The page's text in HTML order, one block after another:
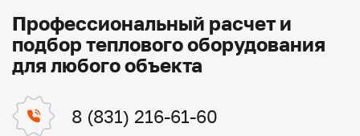
Профессиональный расчет и
подбор теплового оборудования
для любого объекта
8 (831) 216-61-60